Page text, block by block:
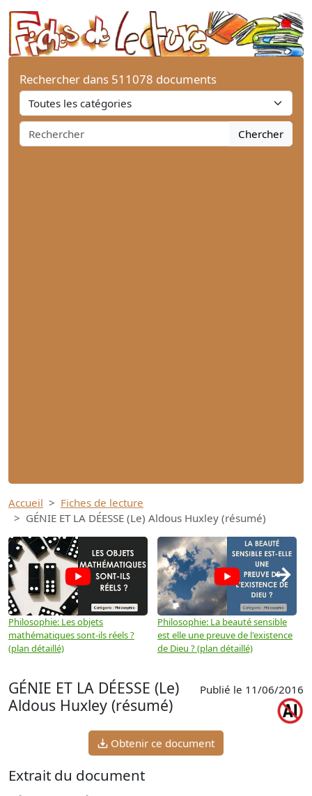
Rechercher dans 511078 documents
Chercher
Accueil
Fiches de lecture
GÉNIE ET LA DÉESSE (Le) Aldous Huxley (résumé)
Philosophie: Les objets
mathématiques sont-ils réels ?
(plan détaillé)
Philosophie: La beauté sensible
est elle une preuve de l'existence
de Dieu ? (plan détaillé)
→
GÉNIE ET LA DÉESSE (Le)
Aldous Huxley (résumé)
Publié le 11/06/2016
Obtenir ce document
Extrait du document